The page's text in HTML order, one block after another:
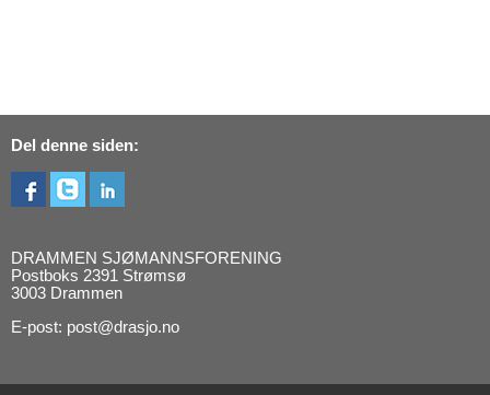
Del denne siden:
DRAMMEN SJØMANNSFORENING
Postboks 2391 Strømsø
3003 Drammen
E-post: post@drasjo.no